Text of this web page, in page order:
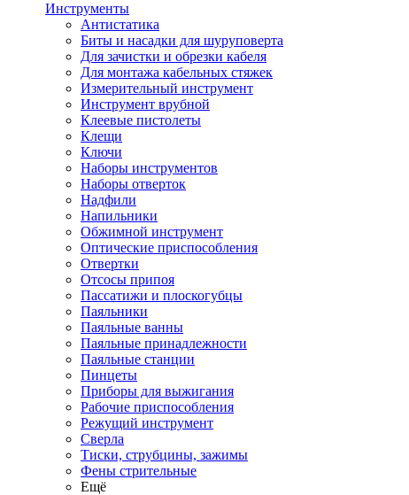
Инструменты
Антистатика
Биты и насадки для шуруповерта
Для зачистки и обрезки кабеля
Для монтажа кабельных стяжек
Измерительный инструмент
Инструмент врубной
Клеевые пистолеты
Клещи
Ключи
Наборы инструментов
Наборы отверток
Надфили
Напильники
Обжимной инструмент
Оптические приспособления
Отвертки
Отсосы припоя
Пассатижи и плоскогубцы
Паяльники
Паяльные ванны
Паяльные принадлежности
Паяльные станции
Пинцеты
Приборы для выжигания
Рабочие приспособления
Режущий инструмент
Сверла
Тиски, струбцины, зажимы
Фены стрительные
Ещё